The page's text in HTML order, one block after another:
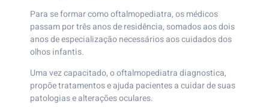
Para se formar como oftalmopediatra, os médicos
passam por três anos de residência, somados aos dois
anos de especialização necessários aos cuidados dos
olhos infantis.
Uma vez capacitado, o oftalmopediatra diagnostica,
propõe tratamentos e ajuda pacientes a cuidar de suas
patologias e alterações oculares.